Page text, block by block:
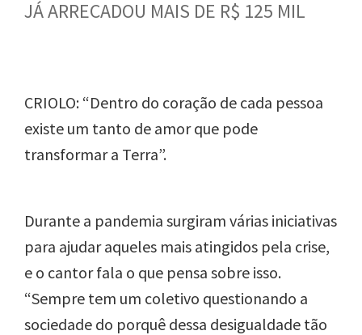
JÁ ARRECADOU MAIS DE R$ 125 MIL
CRIOLO: “Dentro do coração de cada pessoa
existe um tanto de amor que pode
transformar a Terra”.
Durante a pandemia surgiram várias iniciativas
para ajudar aqueles mais atingidos pela crise,
e o cantor fala o que pensa sobre isso.
“Sempre tem um coletivo questionando a
sociedade do porquê dessa desigualdade tão